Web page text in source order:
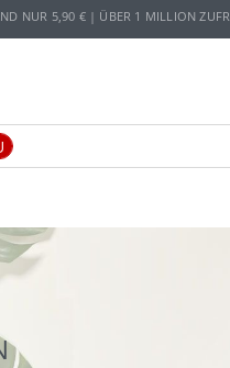
NUR 5,90 € | ÜBER 1 MILLION